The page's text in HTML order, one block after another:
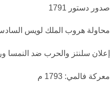
صدور دستور 1791
محاولة هروب الملك لويس
إعلان سلنتز والحرب ضد النمسا
معركة فالمي: 1793 م